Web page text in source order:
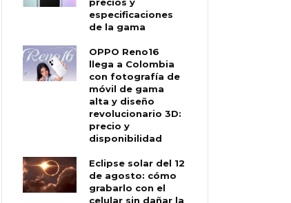
especificaciones
de la gama
OPPO Reno16
llega a Colombia
con fotografía de
móvil de gama
alta y diseño
revolucionario 3D:
precio y
disponibilidad
Eclipse solar del 12
de agosto: cómo
grabarlo con el
celular sin dañar la